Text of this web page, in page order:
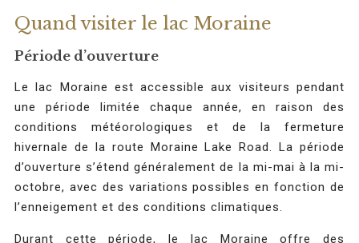
Quand visiter le lac Moraine
Période d’ouverture
Le lac Moraine est accessible aux visiteurs pendant
une période limitée chaque année, en raison des
conditions météorologiques et de la fermeture
hivernale de la route Moraine Lake Road. La période
d’ouverture s’étend généralement de la mi-mai à la mi-
octobre, avec des variations possibles en fonction de
l’enneigement et des conditions climatiques.
Durant cette période, le lac Moraine offre des